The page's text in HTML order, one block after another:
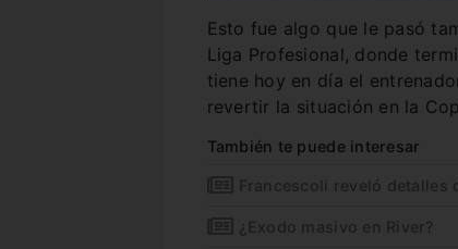
Esto fue algo que le pasó
Liga Profesional, donde
tiene hoy en día el
revertir la situación en la
También te puede interesar
Francescoli reveló detalles
¿Exodo masivo en River?